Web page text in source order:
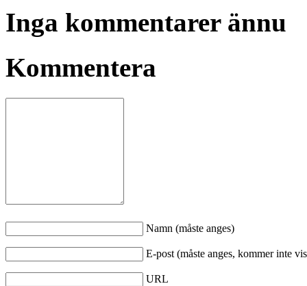
Inga kommentarer ännu
Kommentera
Namn (måste anges)
E-post (måste anges, kommer inte
URL